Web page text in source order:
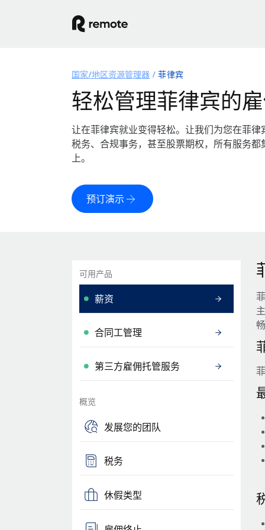
国家/地区资源管理器 菲律宾
轻松管理菲律宾的
让在菲律宾就业变得轻松。让我们为您在菲
税务、合规事务，甚至股票期权，所有服务
上。
预订演示
可用产品
薪资
合同工管理
第三方雇佣托管服务
概览
发展您的团队
税务
休假类型